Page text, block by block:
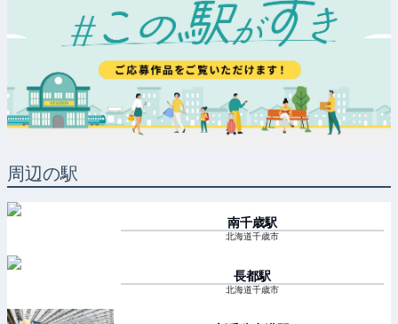
周辺の駅
南千歳駅
北海道千歳市
長都駅
北海道千歳市